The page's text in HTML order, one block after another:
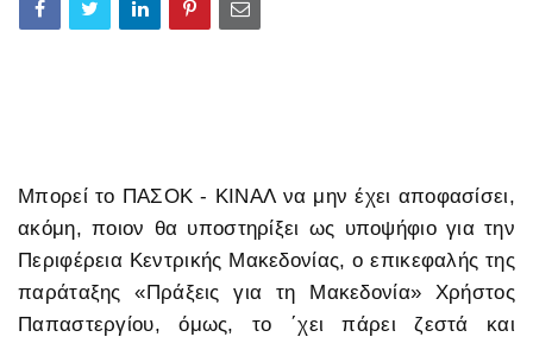
Μπορεί το ΠΑΣΟΚ - ΚΙΝΑΛ να μην έχει αποφασίσει,
ακόμη, ποιον θα υποστηρίξει ως υποψήφιο για την
Περιφέρεια Κεντρικής Μακεδονίας, ο επικεφαλής της
παράταξης «Πράξεις για τη Μακεδονία» Χρήστος
Παπαστεργίου, όμως, το ΄χει πάρει ζεστά και